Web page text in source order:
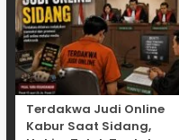
Terdakwa Judi Online
Kabur Saat Sidang,